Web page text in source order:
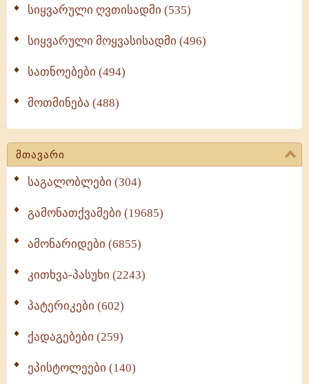
სიყვარული ღვთისადმი (535)
სიყვარული მოყვასისადმი (496)
სათნოებები (494)
მოთმინება (488)
მთავარი
საგალობლები (304)
გამონათქვამები (19685)
ამონარიდები (6855)
კითხვა-პასუხი (2243)
პატერიკები (602)
ქადაგებები (259)
ეპისტოლეები (140)